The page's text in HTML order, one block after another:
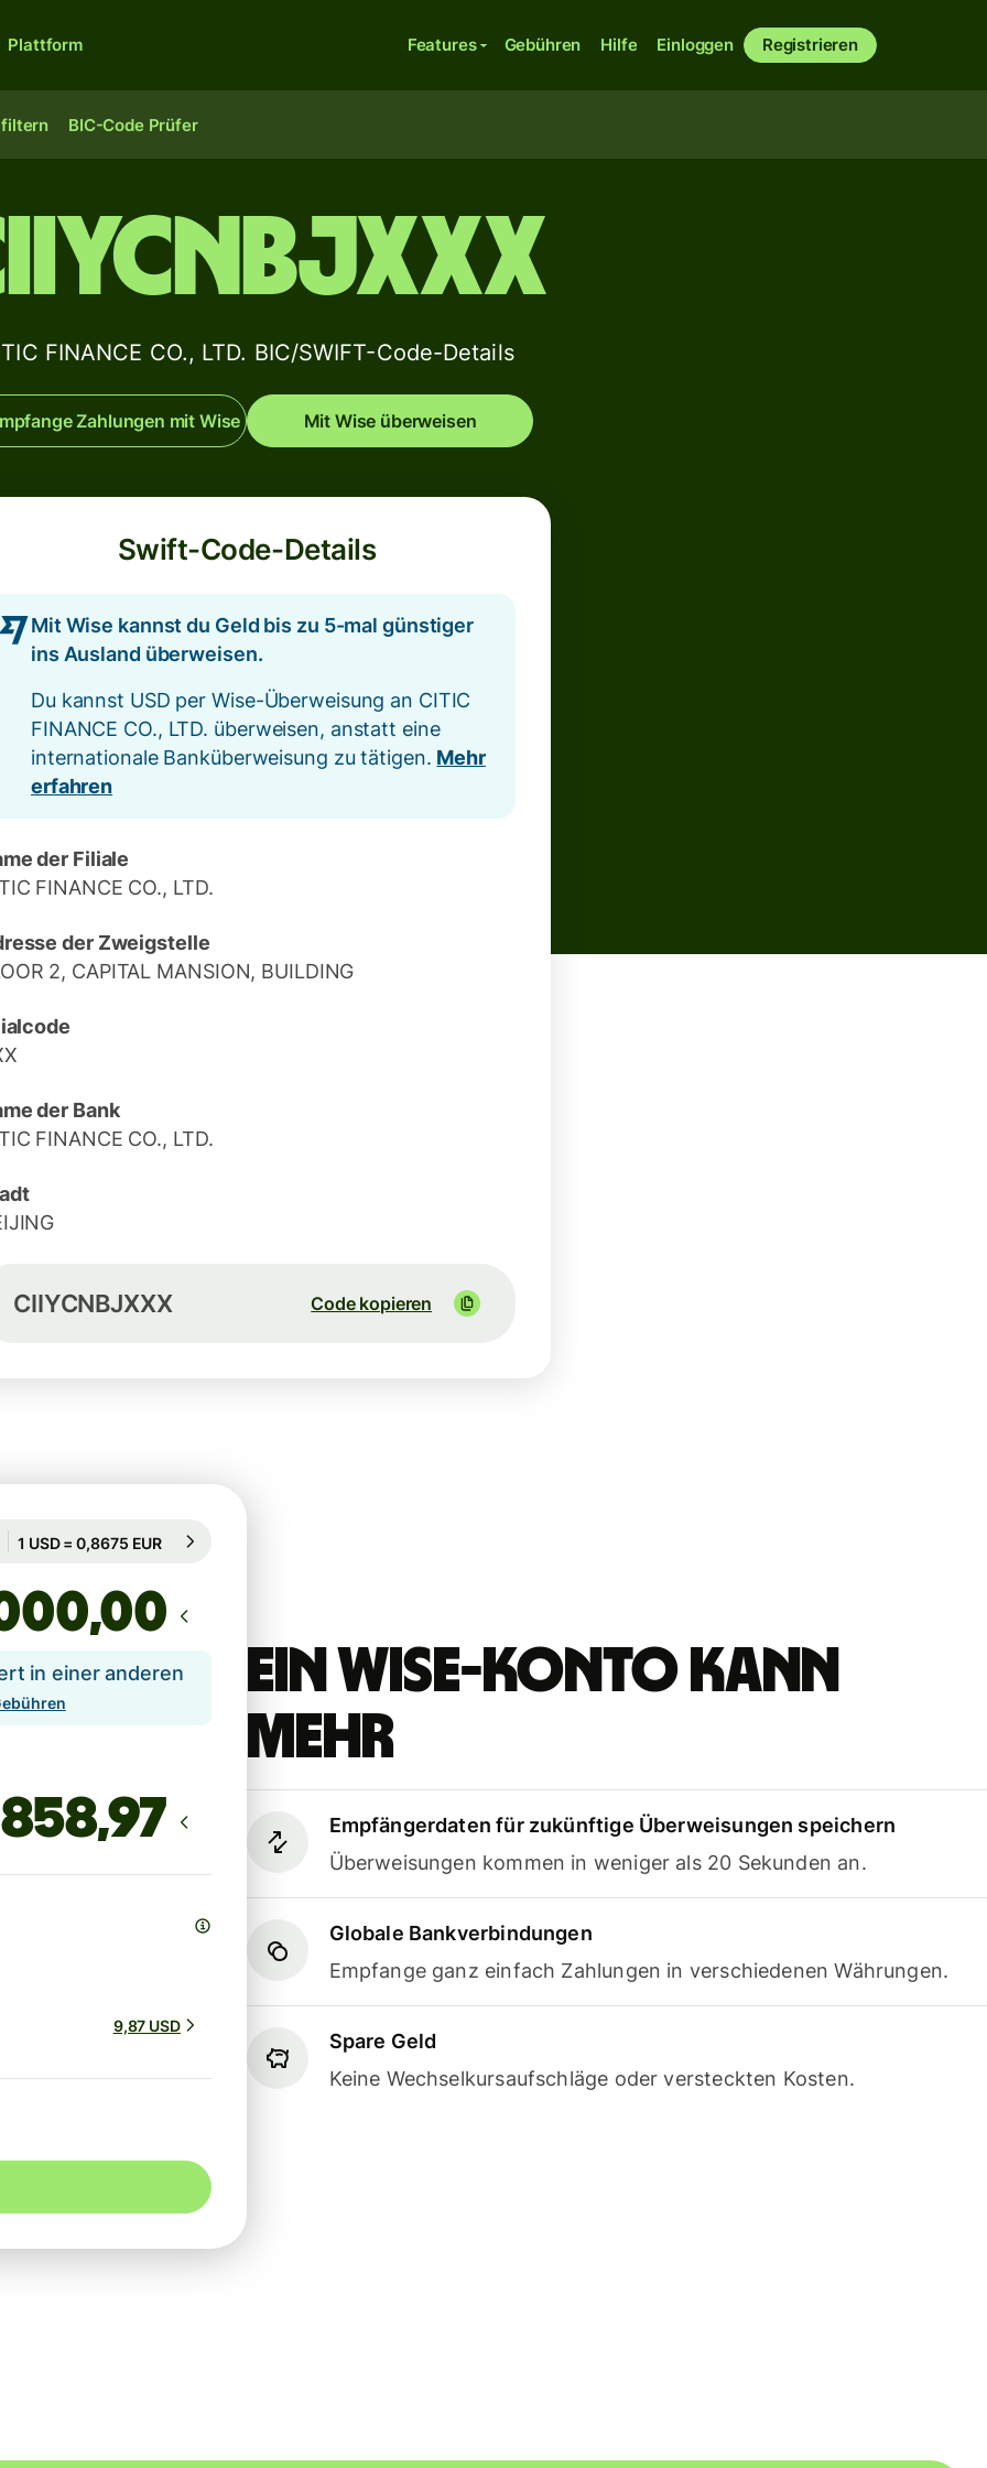
Plattform Features Gebühren Hilfe Einloggen Registrieren
filtern BIC-Code Prüfer
FINANCE CO., LTD. BIC/SWIFT-Code-Details
Zahlungen mit Wise Mit Wise überweisen
Swift-Code-Details
Mit Wise kannst du Geld bis zu 5-mal günstiger
ins Ausland überweisen.
Du kannst USD per Wise-Überweisung an CITIC
FINANCE CO., LTD. überweisen, anstatt eine
internationale Banküberweisung zu tätigen. Mehr
erfahren
der Filiale
FINANCE CO., LTD.
der Zweigstelle
2, CAPITAL MANSION, BUILDING
der Bank
FINANCE CO., LTD.
CIIYCNBJXXX Code kopieren
Ein Wise-Konto kann
mehr
Empfängerdaten für zukünftige Überweisungen speichern
Überweisungen kommen in weniger als 20 Sekunden an.
Globale Bankverbindungen
Empfange ganz einfach Zahlungen in verschiedenen Währungen.
Spare Geld
Keine Wechselkursaufschläge oder versteckten Kosten.
Garantiert für 12 Std.
,00
in einer anderen
9,87 USD